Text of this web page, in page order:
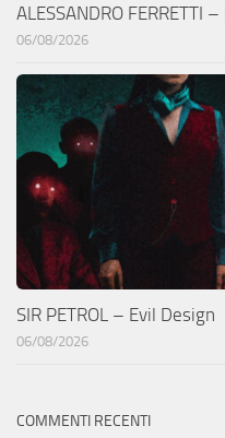
ALESSANDRO FERRETTI
06/08/2026
SIR PETROL – Evil Design
06/08/2026
COMMENTI RECENTI